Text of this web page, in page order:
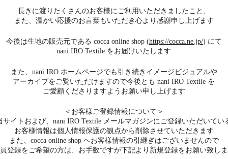
長きに渡りたくさんのお客様にご利用いただきましたこと、
また、温かい応援のお言葉もいただき心より感謝申し上げます
今後は生地の販売元である cocca online shop (https://cocca.ne.jp/) にて
nani IRO Textile をお届けいたします
また、nani IRO ホームページでも引き続き イメージビジュアルや
アーカイブをご覧いただけますので今後とも nani IRO Textile を
ご愛顧くださりますようお願い申し上げます
＜お客様ご登録情報について＞
サイトおよび、nani IRO Textile メールマガジンにご登録いただいてい
お客様情報は個人情報保護の観点から削除させていただきます
また、cocca online shop へお客様情報の引継ぎはございませんので
登録をご希望の方は、お手数ですが下記より新規登録をお願い致し